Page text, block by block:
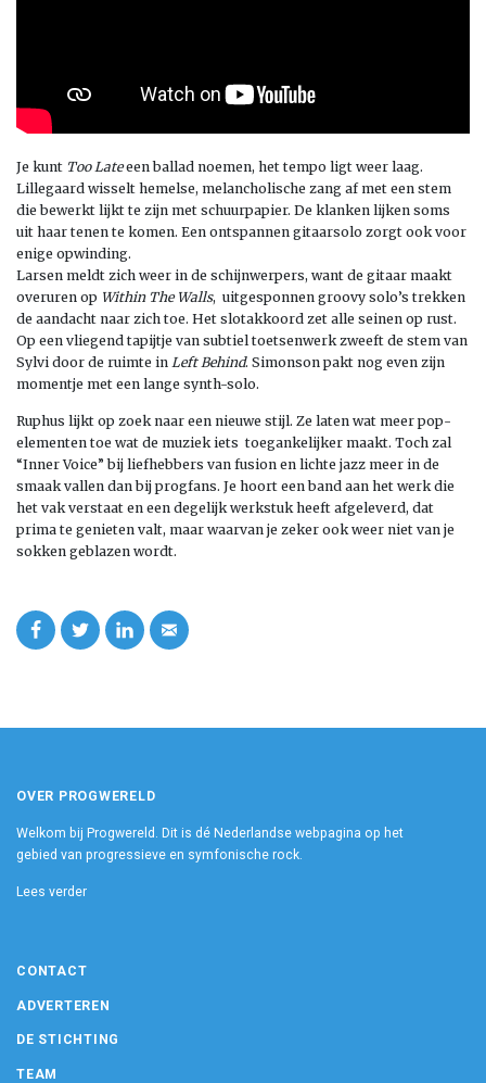
Je kunt Too Lateeen ballad noemen, het tempo ligt weer laag.
Lillegaard wisselt hemelse, melancholische zang af met een stem
die bewerkt lijkt te zijn met schuurpapier. De klanken lijken soms
uit haar tenen te komen. Een ontspannen gitaarsolo zorgt ook voor
enige opwinding.
Larsen meldt zich weer in de schijnwerpers, want de gitaar maakt
overuren op Within The Walls, uitgesponnen groovy solo’s trekken
de aandacht naar zich toe. Het slotakkoord zet alle seinen op rust.
Op een vliegend tapijtje van subtiel toetsenwerk zweeft de stem van
Sylvi door de ruimte in Left Behind. Simonson pakt nog even zijn
momentje met een lange synth-solo.
Ruphus lijkt op zoek naar een nieuwe stijl. Ze laten wat meer pop-
elementen toe wat de muziek iets toegankelijker maakt. Toch zal
“Inner Voice” bij liefhebbers van fusion en lichte jazz meer in de
smaak vallen dan bij progfans. Je hoort een band aan het werk die
het vak verstaat en een degelijk werkstuk heeft afgeleverd, dat
prima te genieten valt, maar waarvan je zeker ook weer niet van je
sokken geblazen wordt.
OVER PROGWERELD
Welkom bij Progwereld. Dit is dé Nederlandse webpagina op het
gebied van progressieve en symfonische rock.
Lees verder
CONTACT
ADVERTEREN
DE STICHTING
TEAM